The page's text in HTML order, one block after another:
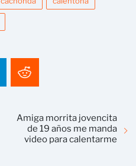
Amiga morrita jovencita
de 19 años me manda
video para calentarme